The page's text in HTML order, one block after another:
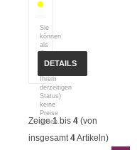
Sie
können
als
Gast
(bzw.
Ihrem
derzeitigen
Status)
keine
Preise
sehen.
DETAILS
Zeige1bis 4 (von
insgesamt4Artikeln)